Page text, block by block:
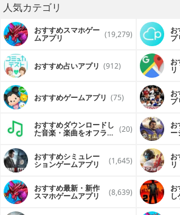
人気カテゴリ
おすすめスマホゲー
ムアプリ (19,279) お
プ
おすすめ占いアプリ (912) お
リ
おすすめゲームアプリ (75) お
プ
おすすめダウンロードし
た音楽・楽曲をオフライ (20) お
ー
おすすめシミュレー
ションゲームアプリ (1,645) お
リ
おすすめ最新・新作
スマホゲームアプリ (8,639) お